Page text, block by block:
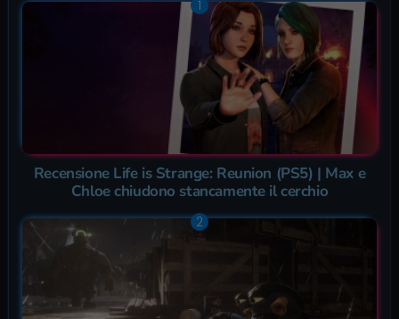
Recensione Life is Strange: Reunion (PS5) | Max e
Chloe chiudono stancamente il cerchio